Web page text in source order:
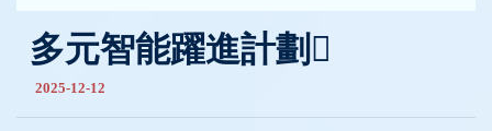
多元智能躍進計劃
2025-12-12